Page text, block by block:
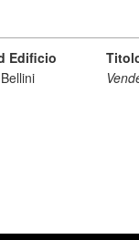
Edificio